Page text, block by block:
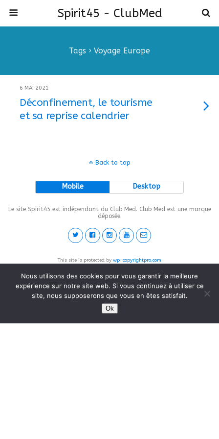
Spirit45 - ClubMed
Tags › Voyage Europe
6 MAI 2021
Déconfinement, le tourisme
et sa reprise calendrier
Back to top
Mobile Desktop
Le site Spirit45 est indépendant du Club Med. Club Med est une marque
déposée.
This site is protected by wp-copyrightpro.com
Nous utilisons des cookies pour vous garantir la meilleure
expérience sur notre site web. Si vous continuez à utiliser ce
site, nous supposerons que vous en êtes satisfait.
Ok